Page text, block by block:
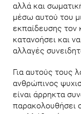
αλλά και
μέσω αυτού του
εκπαίδευσης τον
κατανοήσει και
αλλαγές
Για αυτούς τους
ανθρώπινος
είναι άρρηκτα
παρακολουθήσει